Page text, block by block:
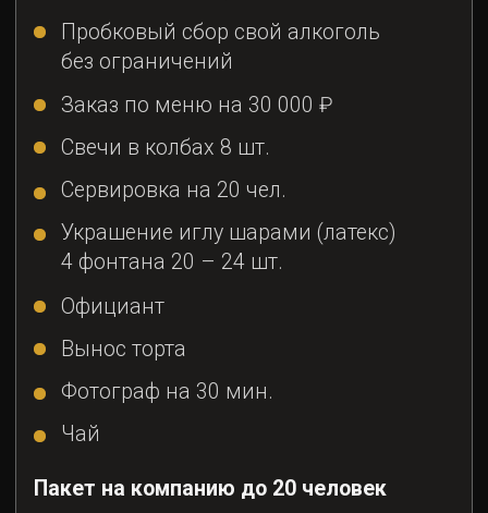
Пакет на компанию до 20 человек
Стоимость:
Вынос торта
Фотограф на 30 мин.
Стоимость данного пакета может
поменяться в зависимости от выбранной иглу
Чай
Забронировать
НЕЗАБЫВАЕМАЯ
НА КРЫШЕ ГОРОДА